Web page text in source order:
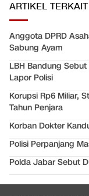
ARTIKEL TERKAIT
Anggota DPRD
Sabung Ayam
LBH Bandung
Lapor Polisi
Korupsi Rp6 Miliar,
Tahun Penjara
Korban Dokter
Polisi Perpanjang
Polda Jabar Sebut